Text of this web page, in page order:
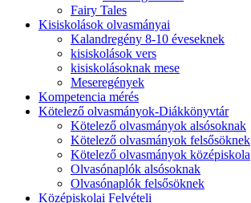
Fairy Tales
Kisiskolások olvasmányai
Kalandregény 8-10 éveseknek
kisiskolások vers
kisiskolásoknak mese
Meseregények
Kompetencia mérés
Kötelező olvasmányok-Diákkönyvtár
Kötelező olvasmányok alsósoknak
Kötelező olvasmányok felsősöknek
Kötelező olvasmányok középiskola
Olvasónaplók alsósoknak
Olvasónaplók felsősöknek
Középiskolai Felvételi